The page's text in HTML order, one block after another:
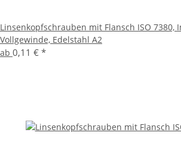
Linsenkopfschrauben mit Flansch ISO 7380,
Vollgewinde, Edelstahl A2
ab 0,11 € *